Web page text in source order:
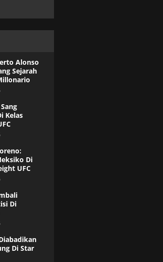
Alonso
Sejarah
Kelas
Di
UFC
Di
Di Star